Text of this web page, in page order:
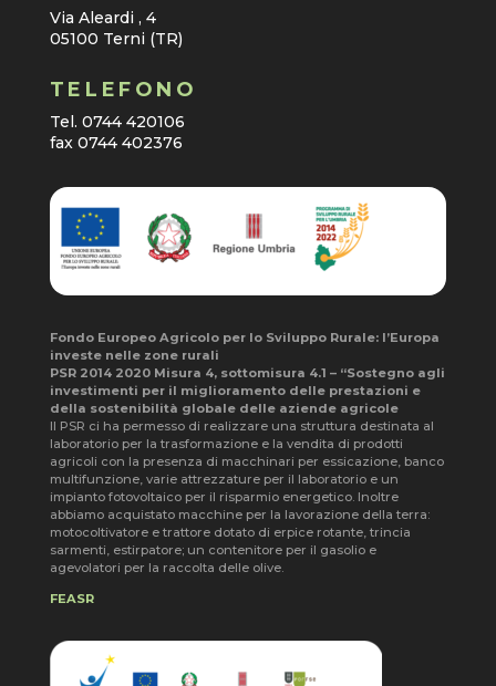
Via Aleardi , 4
05100 Terni (TR)
TELEFONO
Tel. 0744 420106
fax 0744 402376
Fondo Europeo Agricolo per lo Sviluppo Rurale: l’Europa
investe nelle zone rurali
PSR 2014 2020 Misura 4, sottomisura 4.1 – “Sostegno agli
investimenti per il miglioramento delle prestazioni e
della sostenibilità globale delle aziende agricole
Il PSR ci ha permesso di realizzare una struttura destinata al
laboratorio per la trasformazione e la vendita di prodotti
agricoli con la presenza di macchinari per essicazione, banco
multifunzione, varie attrezzature per il laboratorio e un
impianto fotovoltaico per il risparmio energetico. Inoltre
abbiamo acquistato macchine per la lavorazione della terra:
motocoltivatore e trattore dotato di erpice rotante, trincia
sarmenti, estirpatore; un contenitore per il gasolio e
agevolatori per la raccolta delle olive.
FEASR